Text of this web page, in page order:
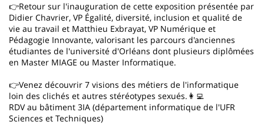
👉Retour sur l'inauguration de cette exposition présentée par
Didier Chavrier, VP Égalité, diversité, inclusion et qualité de
vie au travail et Matthieu Exbrayat, VP Numérique et
Pédagogie Innovante, valorisant les parcours d'anciennes
étudiantes de l'université d'Orléans dont plusieurs diplômées
en Master MIAGE ou Master Informatique.
👉Venez découvrir 7 visions des métiers de l'informatique
loin des clichés et autres stéréotypes sexués.👩‍💻
RDV au bâtiment 3IA (département informatique de l'UFR
Sciences et Techniques)